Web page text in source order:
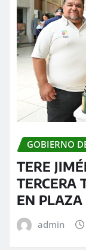
GOBIERNO
TERE
TERCERA
EN PLAZA
admin